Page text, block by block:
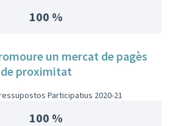
100 %
un mercat de pagès
proximitat
Participatius 2020-21
100 %